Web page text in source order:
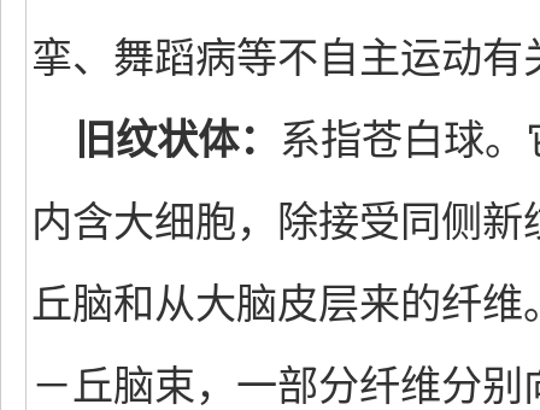
挛、舞蹈病等不自主运动
旧纹状体： 系指苍白球
内含大细胞，除接受同侧
丘脑和从大脑皮层来的纤
－丘脑束，一部分纤维分